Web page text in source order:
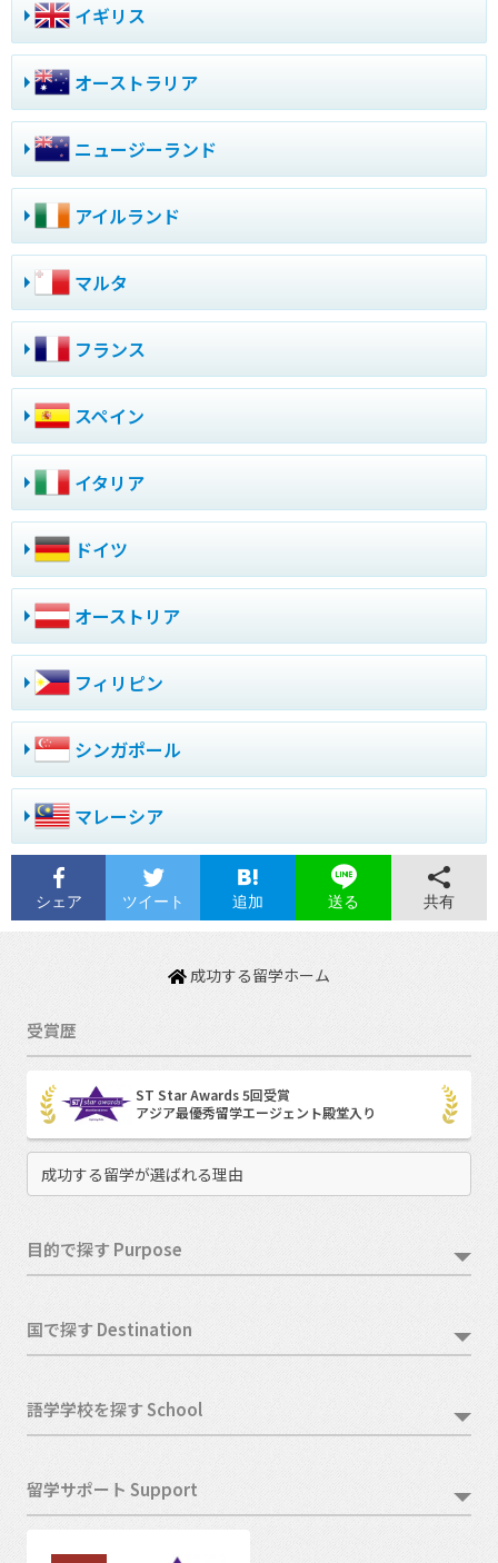
イギリス
オーストラリア
ニュージーランド
アイルランド
マルタ
フランス
スペイン
イタリア
ドイツ
オーストリア
フィリピン
シンガポール
マレーシア
シェア ツイート 追加 送る 共有
成功する留学ホーム
受賞歴
ST Star Awards 5回受賞
アジア最優秀留学エージェント殿堂入り
成功する留学が選ばれる理由
目的で探す Purpose
国で探す Destination
語学学校を探す School
留学サポート Support